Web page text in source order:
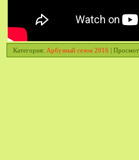
Категория: Арбузный сезон 2016 |